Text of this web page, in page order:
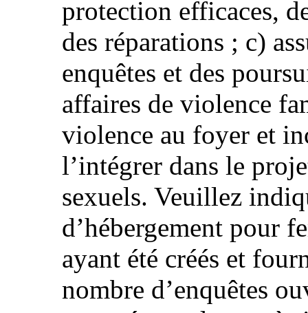
protection efficaces,
des réparations ; c)
enquêtes et des
affaires de violence
violence au foyer et
l’intégrer dans le
sexuels. Veuillez
d’hébergement pour
ayant été créés et
nombre d’enquêtes